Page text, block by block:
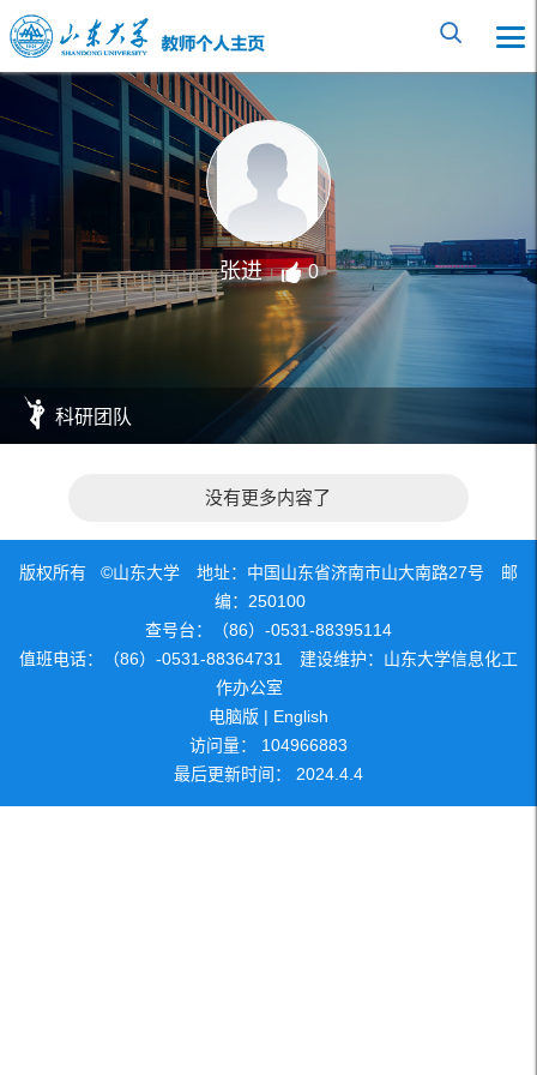
张进 0
科研团队
没有更多内容了
版权所有 ©山东大学 地址：中国山东省济南市山大南路27号 邮
编：250100
查号台：（86）-0531-88395114
值班电话：（86）-0531-88364731 建设维护：山东大学信息化工
作办公室
电脑版 | English
访问量： 104966883
最后更新时间： 2024 4 4